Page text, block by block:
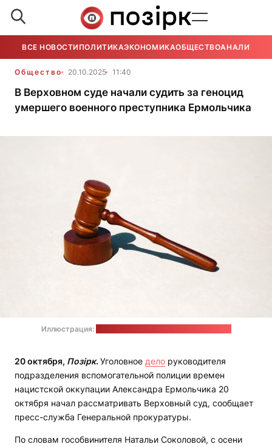
ВСЕ НОВОСТИ ПОЛИТИКАЭКОНОМИКАОБЩЕСТВОАНАЛИТИКА
Общество 20.10.2025 11:40
В Верховном суде начали судить за геноцид
умершего военного преступника Ермольчика
Иллюстрация:
20 октября, Позірк. Уголовное дело руководителя
подразделения вспомогательной полиции времен
нацистской оккупации Александра Ермольчика 20
октября начал рассматривать Верховный суд, сообщает
пресс-служба Генеральной прокуратуры.
По словам гособвинителя Натальи Соколовой, с осени